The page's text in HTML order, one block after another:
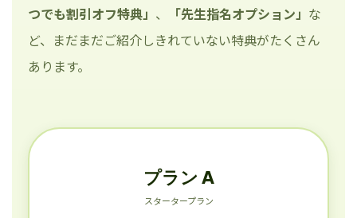
つでも割引オフ特典」 、 「先生指名オプション」 な
ど、まだまだご紹介しきれていない特典がたくさん
あります。
プラン A
スタータープラン